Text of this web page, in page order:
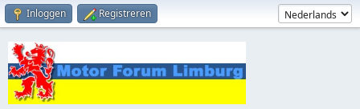
Inloggen Registreren